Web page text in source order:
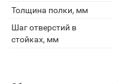
Толщина полки, мм
Шаг отверстий в
стойках, мм